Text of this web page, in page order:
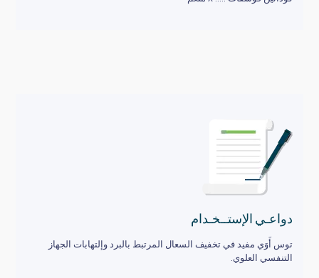
دواعـي الإستــخـدام
توس أَوَي مفيد في تخفيف السعال المرتبط بالبرد وإلتهابات الجهاز
التنفسي العلوي.